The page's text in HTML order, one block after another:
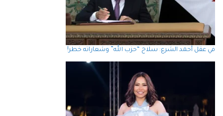
في عقل أحمد الشرع: سلاح “حزب الله” وشعاراته خطر!